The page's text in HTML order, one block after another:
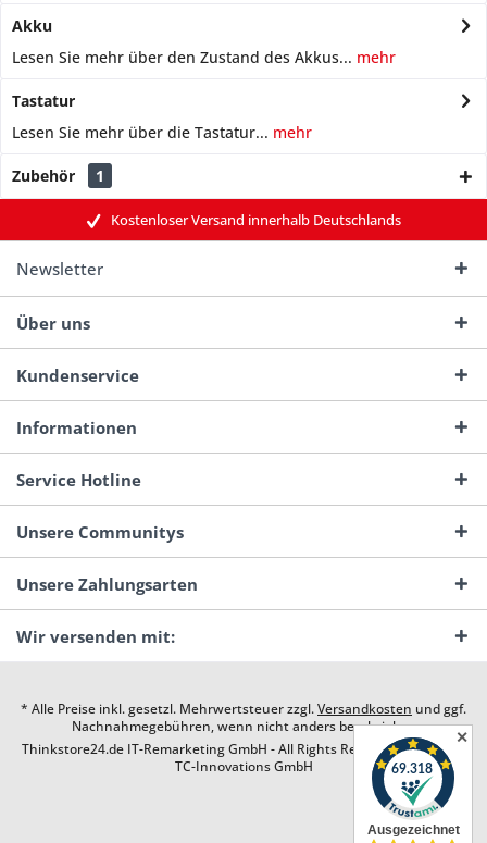
Akku
Lesen Sie mehr über den Zustand des Akkus... mehr
Tastatur
Lesen Sie mehr über die Tastatur... mehr
Zubehör 1
Kostenloser Versand innerhalb Deutschlands
Newsletter
Über uns
Kundenservice
Informationen
Service Hotline
Unsere Communitys
Unsere Zahlungsarten
Wir versenden mit:
* Alle Preise inkl. gesetzl. Mehrwertsteuer zzgl.Versandkosten und ggf.
Nachnahmegebühren, wenn nicht anders beschrieben
Thinkstore24.de IT-Remarketing GmbH - All Rights Reserved. Design by
TC-Innovations GmbH
✕